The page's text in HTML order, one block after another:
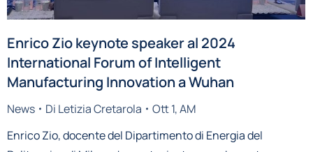
Enrico Zio keynote speaker al 2024
International Forum of Intelligent
Manufacturing Innovation a Wuhan
News Di Letizia Cretarola
Ott 1, AM
Enrico Zio, docente del Dipartimento di Energia del